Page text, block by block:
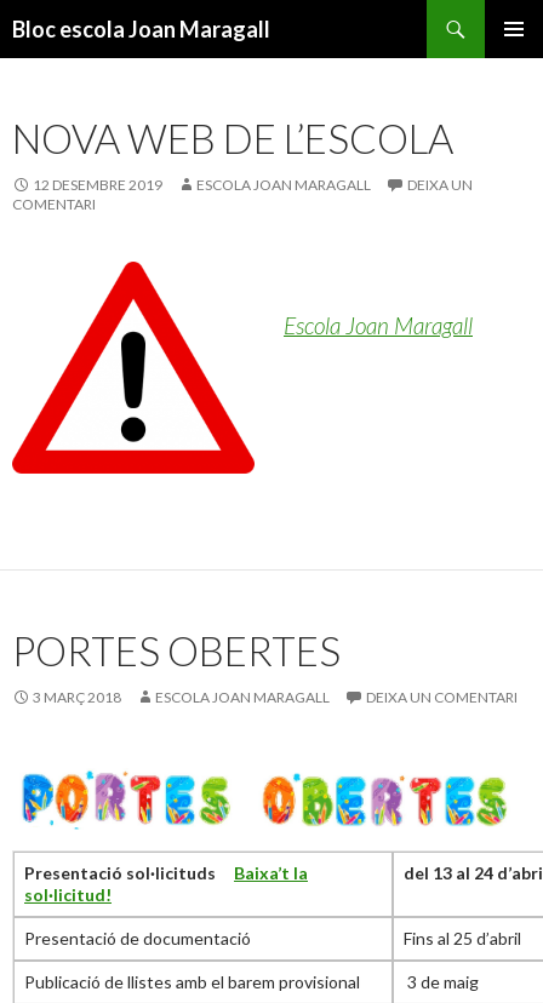
Bloc escola Joan Maragall
NOVA WEB DE L’ESCOLA
12 DESEMBRE 2019 ESCOLA JOAN MARAGALL
DEIXA UN
COMENTARI
Escola Joan Maragall
PORTES OBERTES
3 MARÇ 2018 ESCOLA JOAN MARAGALL DEIXA UN COMENTARI
Presentació sol·licituds Baixa’t la
sol·licitud!
del 13 al 24
Presentació de documentació Fins al 25 d’abril
Publicació de llistes amb el barem provisional 3 de maig